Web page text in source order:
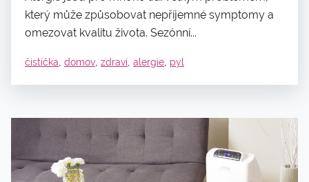
který může způsobovat nepříjemné symptomy a
omezovat kvalitu života. Sezónní...
čistička, domov, zdraví, alergie, pyl